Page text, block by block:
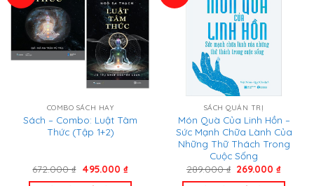
COMBO SÁCH HAY
Sách – Combo: Luật Tâm
Thức (Tập 1+2)
672.000₫ Giá
495.000 ₫Giá
SÁCH QUẢN TRỊ
Món Quà Của Linh Hồn –
Sức Mạnh Chữa Lành Của
Những Thữ Thách Trong
Cuộc Sống
289.000₫ Giá
269.000₫Giá